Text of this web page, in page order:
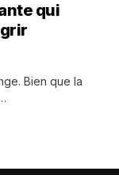
qui
Bien que la